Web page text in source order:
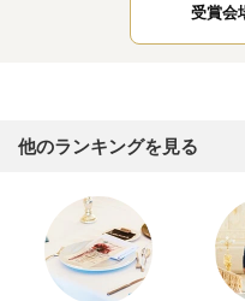
受賞会
他のランキングを見る